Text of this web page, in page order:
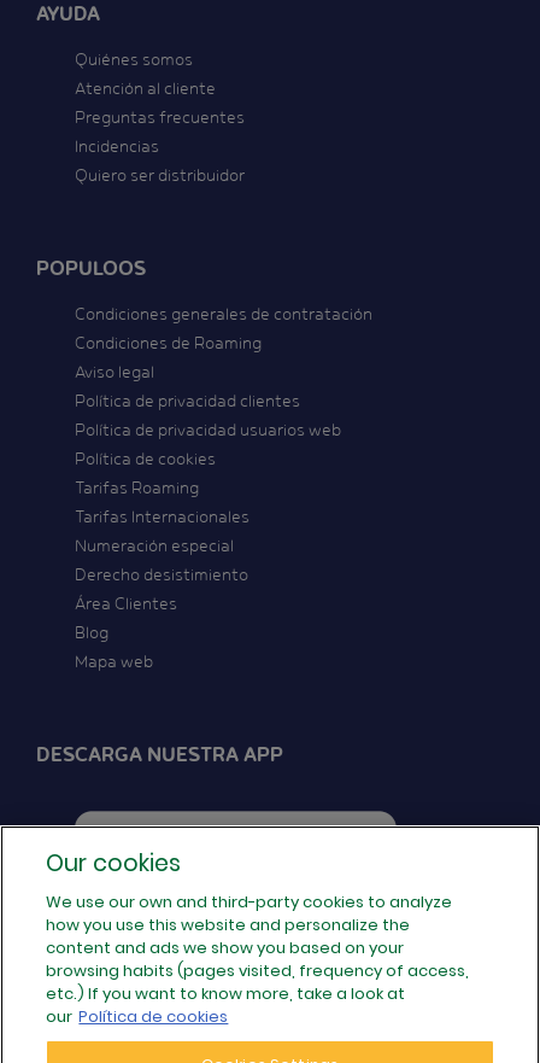
AYUDA
Quiénes somos
Atención al cliente
Preguntas frecuentes
Incidencias
Quiero ser distribuidor
POPULOOS
Condiciones generales de contratación
Condiciones de Roaming
Aviso legal
Política de privacidad clientes
Política de privacidad usuarios web
Política de cookies
Tarifas Roaming
Tarifas Internacionales
Numeración especial
Derecho desistimiento
Área Clientes
Blog
Mapa web
DESCARGA NUESTRA APP
SÍGUENOS EN REDES
Our cookies
We use our own and third-party cookies to analyze
how you use this website and personalize the
content and ads we show you based on your
browsing habits (pages visited, frequency of access,
etc.) If you want to know more, take a look at
our Política de cookies